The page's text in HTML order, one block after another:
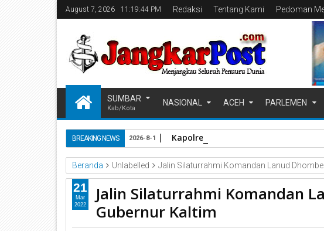
August 7, 2026 11:19:45 PM Redaksi Tentang Kami Pedoman
SUMBAR
Kab/Kota
NASIONAL ACEH PARLEMEN
BREAKING NEWS Kapolres Pasaman Barat Pimpin
2026-8-1
Beranda Unlabelled Jalin Silaturrahmi Komandan Lanud
Jalin Silaturrahmi Komandan
Gubernur Kaltim
21
Mar
2022